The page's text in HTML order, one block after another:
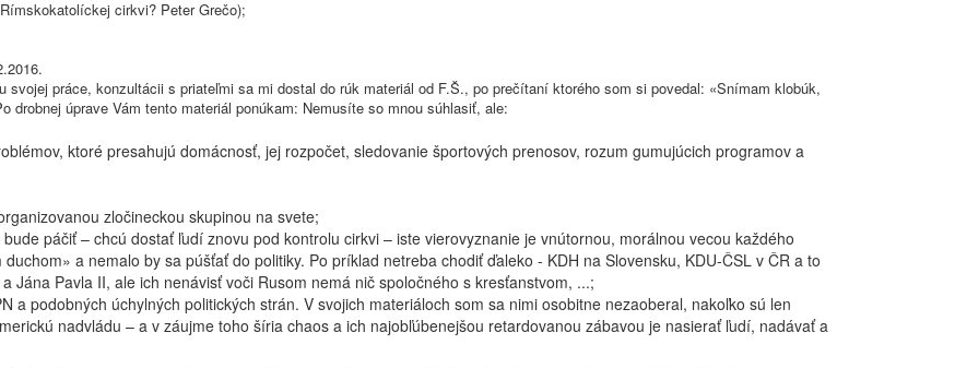
cirkvi? Peter Grečo);
svojej práce, konzultácii s priateľmi sa mi dostal do rúk materiál od F.Š., po prečítaní ktorého som si povedal: «Snímam klobúk,
úprave Vám tento materiál ponúkam: Nemusíte so mnou súhlasiť, ale:
ktoré presahujú domácnosť, jej rozpočet, sledovanie športových prenosov, rozum gumujúcich programov a
zločineckou skupinou na svete;
páčiť – chcú dostať ľudí znovu pod kontrolu cirkvi – iste vierovyznanie je vnútornou, morálnou vecou každého
a nemalo by sa púšťať do politiky. Po príklad netreba chodiť ďaleko - KDH na Slovensku, KDU-ČSL v ČR a to
Jána Pavla II, ale ich nenávisť voči Rusom nemá nič spoločného s kresťanstvom, ...;
a podobných úchylných politických strán. V svojich materiáloch som sa nimi osobitne nezaoberal, nakoľko sú len
nadvládu – a v záujme toho šíria chaos a ich najobľúbenejšou retardovanou zábavou je nasierať ľudí, nadávať a